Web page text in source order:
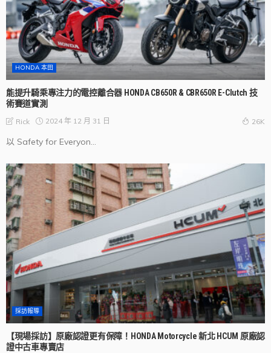
HONDA 本田
能提升騎乘專注力的電控離合器 HONDA CB650R & CBR650R E-Clutch 技
術賽道實測
Rick 2024 年 12 月 31 日 26K
以 Safety for Everyon...
採訪報導
【現場採訪】原廠認證更有保障！HONDA Motorcycle 新北 HCUM 原廠認
證中古車專賣店